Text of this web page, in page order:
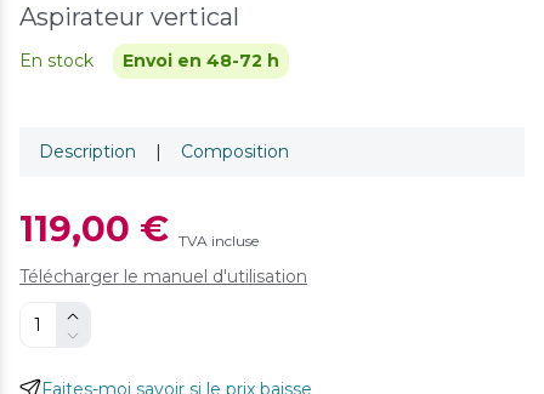
Aspirateur vertical
En stock Envoi en 48-72 h
Description | Composition
119,00 € TVA incluse
Télécharger le manuel d'utilisation
Faites-moi savoir si le prix baisse